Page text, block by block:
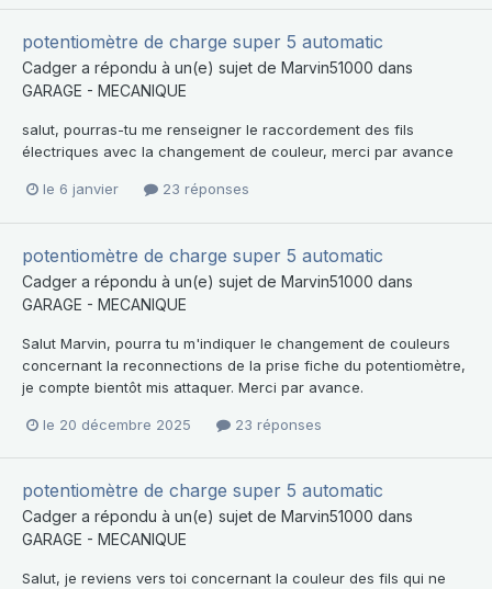
potentiomètre de charge super 5 automatic
Cadger a répondu à un(e) sujet de Marvin51000 dans
GARAGE - MECANIQUE
salut, pourras-tu me renseigner le raccordement des fils
électriques avec la changement de couleur, merci par avance
le 6 janvier 23 réponses
potentiomètre de charge super 5 automatic
Cadger a répondu à un(e) sujet de Marvin51000 dans
GARAGE - MECANIQUE
Salut Marvin, pourra tu m'indiquer le changement de couleurs
concernant la reconnections de la prise fiche du potentiomètre,
je compte bientôt mis attaquer. Merci par avance.
le 20 décembre 2025 23 réponses
potentiomètre de charge super 5 automatic
Cadger a répondu à un(e) sujet de Marvin51000 dans
GARAGE - MECANIQUE
Salut, je reviens vers toi concernant la couleur des fils qui ne